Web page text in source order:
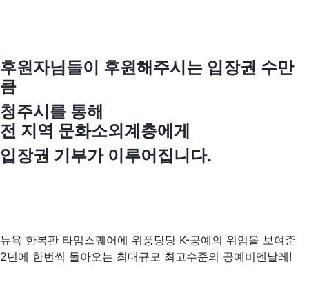
후원자님들이 후원해주시는 입장권 수만
큼
청주시를 통해
전 지역 문화소외계층에게
입장권 기부가 이루어집니다.
뉴욕 한복판 타임스퀘어에 위풍당당 K-공예의 위엄을 보여준
2년에 한번씩 돌아오는 최대규모 최고수준의 공예비엔날레!